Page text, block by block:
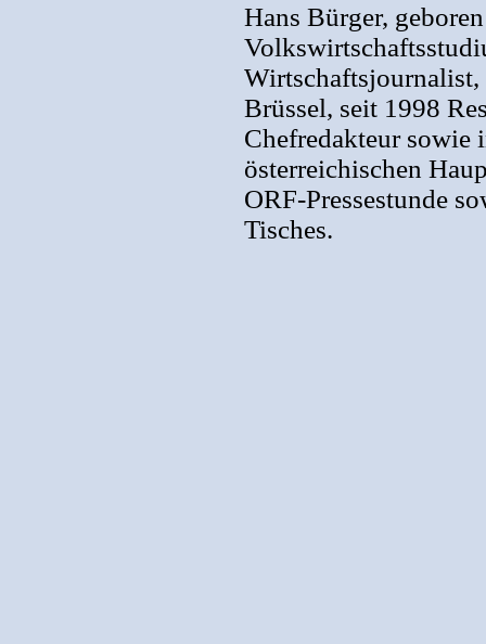
Hans Bürger,
Brüssel, seit 1998
Chefredakteur sowie
österreichischen
ORF-Pressestunde
Tisches.